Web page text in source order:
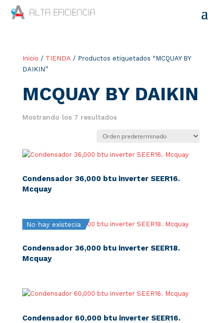
Inicio / TIENDA / Productos etiquetados “MCQUAY BY
DAIKIN”
MCQUAY BY DAIKIN
Mostrando los 7 resultados
Condensador 36,000 btu inverter SEER16.
Mcquay
No hay existecia
Condensador 36,000 btu inverter SEER18.
Mcquay
Condensador 60,000 btu inverter SEER16.